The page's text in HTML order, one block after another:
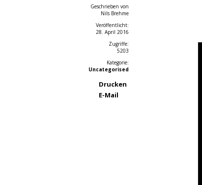
Geschrieben von
Nils Brehme
Veröffentlicht:
28. April 2016
Zugriffe:
5203
Kategorie:
Uncategorised
Drucken
E-Mail